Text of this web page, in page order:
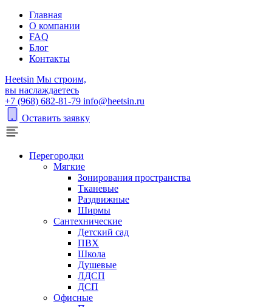
Главная
О компании
FAQ
Блог
Контакты
Heetsin Мы строим,
вы наслаждаетесь
+7 (968) 682-81-79 info@heetsin.ru
Оставить заявку
Перегородки
Мягкие
Зонирования пространства
Тканевые
Раздвижные
Ширмы
Сантехнические
Детский сад
ПВХ
Школа
Душевые
ЛДСП
ДСП
Офисные